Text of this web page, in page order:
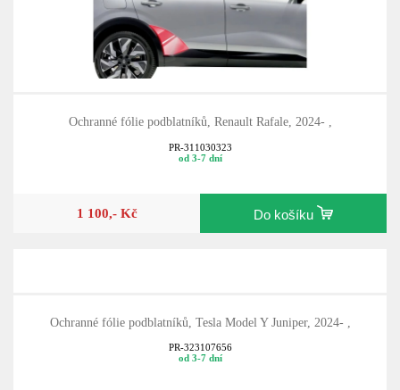
Ochranné fólie podblatníků, Renault Rafale, 2024- ,
PR-311030323
od 3-7 dní
1 100,- Kč Do košíku
Ochranné fólie podblatníků, Tesla Model Y Juniper, 2024- ,
PR-323107656
od 3-7 dní